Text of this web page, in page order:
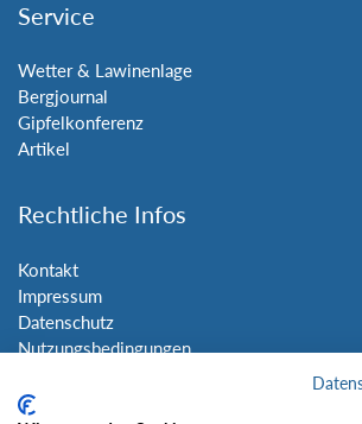
Service
Wetter & Lawinenlage
Bergjournal
Gipfelkonferenz
Artikel
Rechtliche Infos
Kontakt
Impressum
Datenschutz
Nutzungsbedingungen